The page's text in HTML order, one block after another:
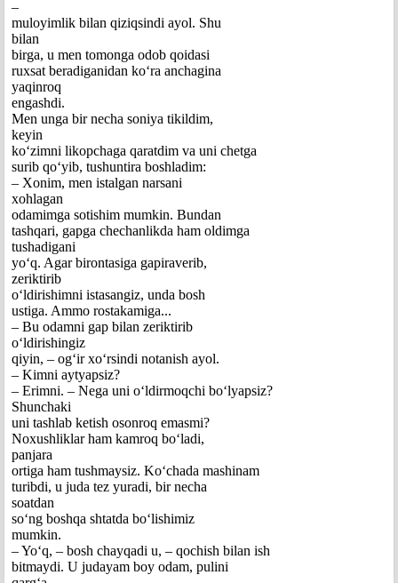
–
muloyimlik bilan qiziqsindi ayol. Shu
bilan
birga, u men tomonga odob qoidasi
ruxsat beradiganidan ko‘ra anchagina
yaqinroq
engashdi.
Men unga bir necha soniya tikildim,
keyin
ko‘zimni likopchaga qaratdim va uni chetga
surib qo‘yib, tushuntira boshladim:
– Xonim, men istalgan narsani
xohlagan
odamimga sotishim mumkin. Bundan
tashqari, gapga chechanlikda ham oldimga
tushadigani
yo‘q. Agar birontasiga gapiraverib,
zeriktirib
o‘ldirishimni istasangiz, unda bosh
ustiga. Ammo rostakamiga...
– Bu odamni gap bilan zeriktirib
o‘ldirishingiz
qiyin, – og‘ir xo‘rsindi notanish ayol.
– Kimni aytyapsiz?
– Erimni. – Nega uni o‘ldirmoqchi bo‘lyapsiz?
Shunchaki
uni tashlab ketish osonroq emasmi?
Noxushliklar ham kamroq bo‘ladi,
panjara
ortiga ham tushmaysiz. Ko‘chada mashinam
turibdi, u juda tez yuradi, bir necha
soatdan
so‘ng boshqa shtatda bo‘lishimiz
mumkin.
– Yo‘q, – bosh chayqadi u, – qochish bilan ish
bitmaydi. U judayam boy odam, pulini